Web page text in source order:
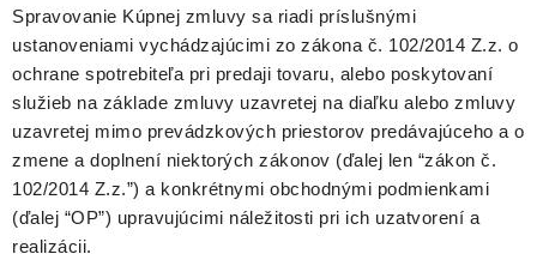
Spravovanie Kúpnej zmluvy sa riadi príslušnými
ustanoveniami vychádzajúcimi zo zákona č. 102/2014 Z.z. o
ochrane spotrebiteľa pri predaji tovaru, alebo poskytovaní
služieb na základe zmluvy uzavretej na diaľku alebo zmluvy
uzavretej mimo prevádzkových priestorov predávajúceho a o
zmene a doplnení niektorých zákonov (ďalej len “zákon č.
102/2014 Z.z.”) a konkrétnymi obchodnými podmienkami
(ďalej “OP”) upravujúcimi náležitosti pri ich uzatvorení a
realizácii.